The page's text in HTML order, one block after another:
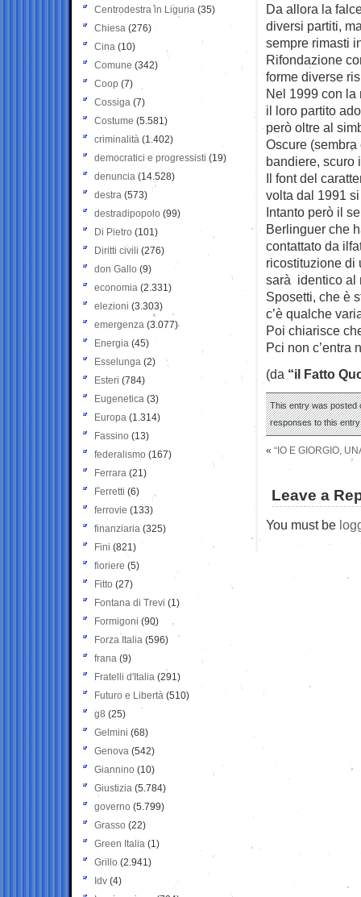
Da allora la
diversi partiti,
sempre rimasti
Rifondazione
forme diverse
Nel 1999 con la
il loro partito
però oltre al
Oscure
bandiere, scuro
Il font del
volta dal 1991
Intanto però il
Berlinguer che
contattato da
ricostituzione di
sarà identico al
Sposetti, che è
c’è qualche
Poi chiarisce
Pci non c’entra
(da “il Fatto
This entry was posted
responses to this
« “IO E GIORGIO,
Leave a
You must be
Centrodestra in Liguria (35)
Chiesa (276)
Cina (10)
Comune (342)
Coop (7)
Cossiga (7)
Costume (5.581)
criminalità (1.402)
democratici e progressisti (19)
denuncia (14.528)
destra (573)
destradipopolo (99)
Di Pietro (101)
Diritti civili (276)
don Gallo (9)
economia (2.331)
elezioni (3.303)
emergenza (3.077)
Energia (45)
Esselunga (2)
Esteri (784)
Eugenetica (3)
Europa (1.314)
Fassino (13)
federalismo (167)
Ferrara (21)
Ferretti (6)
ferrovie (133)
finanziaria (325)
Fini (821)
fioriere (5)
Fitto (27)
Fontana di Trevi (1)
Formigoni (90)
Forza Italia (596)
frana (9)
Fratelli d'Italia (291)
Futuro e Libertà (510)
g8 (25)
Gelmini (68)
Genova (542)
Giannino (10)
Giustizia (5.784)
governo (5.799)
Grasso (22)
Green Italia (1)
Grillo (2.941)
Idv (4)